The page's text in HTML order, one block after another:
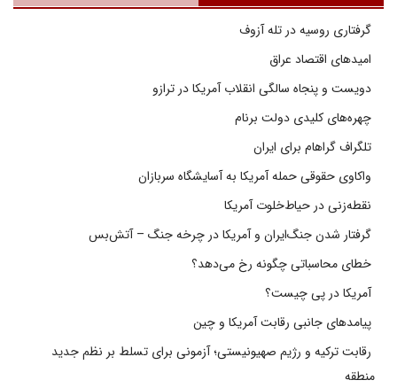
گرفتاری روسیه در تله آزوف
امیدهای اقتصاد عراق
دویست و پنجاه سالگی انقلاب آمریکا در ترازو
چهره‌های کلیدی دولت برنام
تلگراف گراهام برای ایران
واکاوی حقوقی حمله آمریکا به آسایشگاه سربازان
نقطه‌زنی در حیاط‌خلوت آمریکا
گرفتار شدن جنگ‌ایران و آمریکا در چرخه جنگ – آتش‌بس
خطای محاسباتی چگونه رخ می‌دهد؟
آمریکا در پی چیست؟
پیامدهای جانبی رقابت آمریکا و چین
رقابت ترکیه و رژیم صهیونیستی؛ آزمونی برای تسلط بر نظم جدید
منطقه